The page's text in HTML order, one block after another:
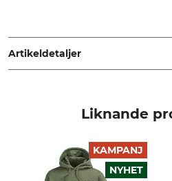
www.hart-outdoor.com
Artikeldetaljer
100% Polyester
Blekning
Liknande
KAMPANJ
NYHET